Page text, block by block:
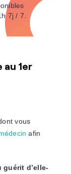
7j / 7.
1er
vous
afin
guérit d’elle-